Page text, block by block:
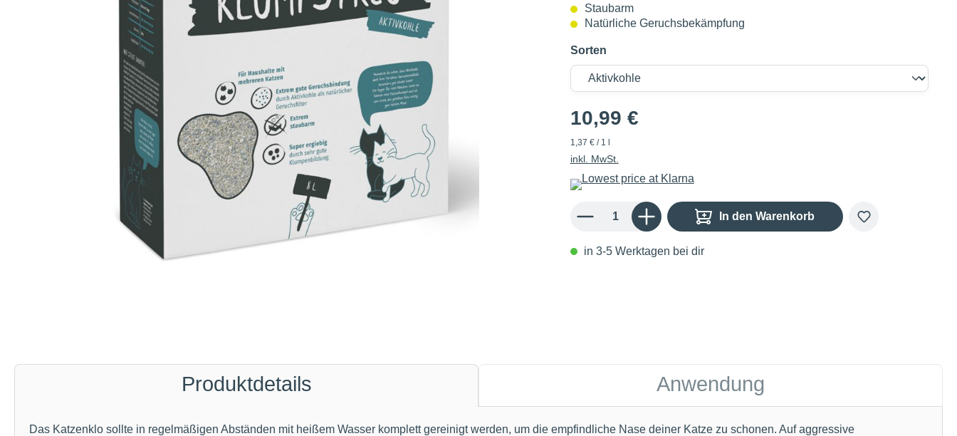
Staubarm
Natürliche Geruchsbekämpfung
Sorten
10,99 €
1,37 € / 1 l
inkl. MwSt.
Produkt Anzahl: Gib den gewünschten Wert ein oder benutze die Schaltflächen um die Anzahl zu
In den Warenkorb
in 3-5 Werktagen bei dir
Produktdetails Anwendung
Das Katzenklo sollte in regelmäßigen Abständen mit heißem Wasser komplett gereinigt werden, um die empfindliche Nase deiner Katze zu schonen. Auf aggressive